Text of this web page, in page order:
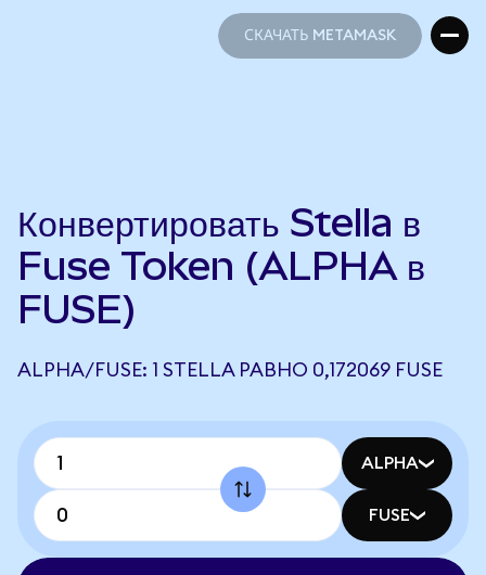
СКАЧАТЬ METAMASK
Конвертировать Stella в
Fuse Token (ALPHA в
FUSE)
ALPHA/FUSE: 1 STELLA РАВНО 0,172069 FUSE
ALPHA
FUSE